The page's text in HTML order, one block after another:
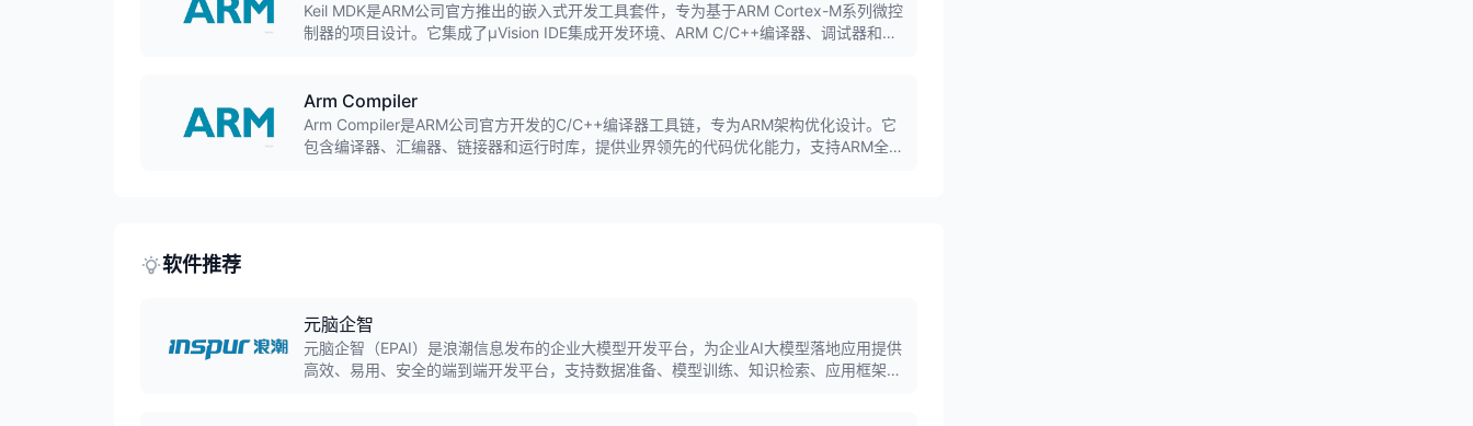
Keil MDK是ARM公司官方推出的嵌入式开发工具套件，专为基于ARM Cortex-M系列微控
制器的项目设计。它集成了μVision IDE集成开发环境、ARM C/C++编译器、调试器和
Arm Compiler
Arm Compiler是ARM公司官方开发的C/C++编译器工具链，专为ARM架构优化设计。它
包含编译器、汇编器、链接器和运行时库，提供业界领先的代码优化能力，支持ARM全系
软件推荐
元脑企智
元脑企智（EPAI）是浪潮信息发布的企业大模型开发平台，为企业AI大模型落地应用提供
高效、易用、安全的端到端开发平台，支持数据准备、模型训练、知识检索、应用框架等